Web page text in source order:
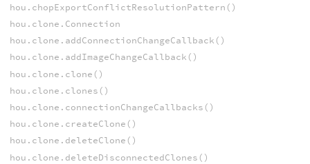
hou.chopExportConflictResolutionPattern()
hou.clone.Connection
hou.clone.addConnectionChangeCallback()
hou.clone.addImageChangeCallback()
hou.clone.clone()
hou.clone.clones()
hou.clone.connectionChangeCallbacks()
hou.clone.createClone()
hou.clone.deleteClone()
hou.clone.deleteDisconnectedClones()